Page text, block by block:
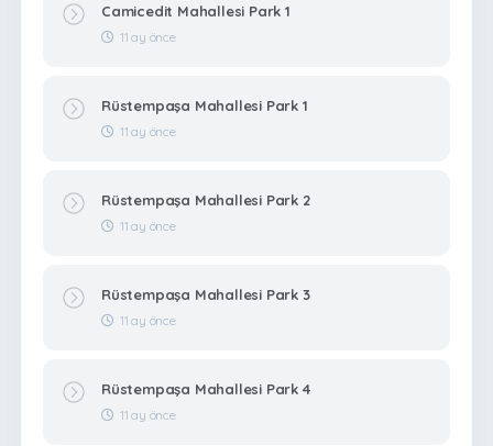
Camicedit Mahallesi Park 1
11 ay önce
Rüstempaşa Mahallesi Park 1
11 ay önce
Rüstempaşa Mahallesi Park 2
11 ay önce
Rüstempaşa Mahallesi Park 3
11 ay önce
Rüstempaşa Mahallesi Park 4
11 ay önce